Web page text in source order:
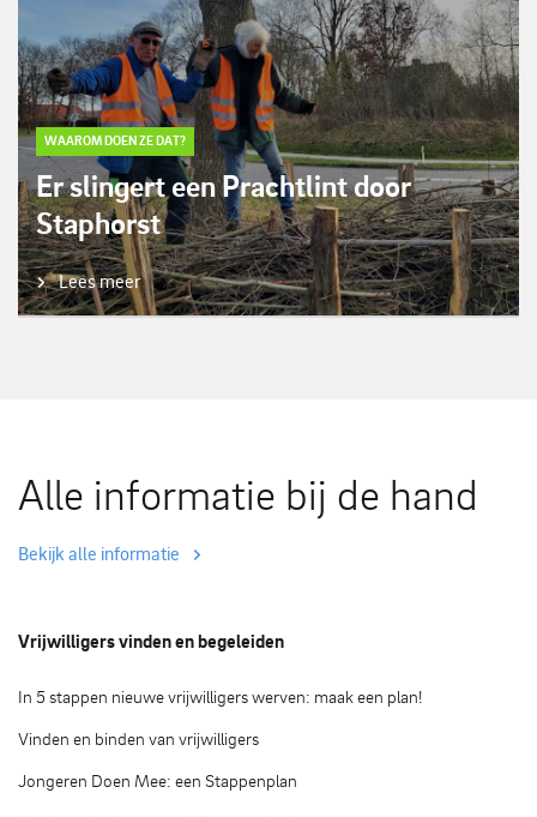
WAAROM DOEN ZE DAT?
Er slingert een Prachtlint door
Staphorst
Lees meer
Alle informatie bij de hand
Bekijk alle informatie
Vrijwilligers vinden en begeleiden
In 5 stappen nieuwe vrijwilligers werven: maak een plan!
Vinden en binden van vrijwilligers
Jongeren Doen Mee: een Stappenplan